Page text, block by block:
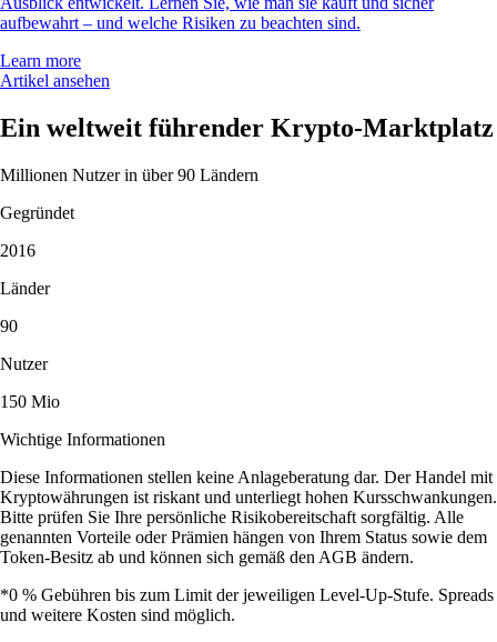
aufbewahrt – und welche Risiken zu beachten sind.
Learn more
Artikel ansehen
Ein weltweit führender Krypto-Marktplatz
Millionen Nutzer in über 90 Ländern
Gegründet
2016
Länder
90
Nutzer
150 Mio
Wichtige Informationen
Diese Informationen stellen keine Anlageberatung dar. Der Handel mit
Kryptowährungen ist riskant und unterliegt hohen Kursschwankungen.
Bitte prüfen Sie Ihre persönliche Risikobereitschaft sorgfältig. Alle
genannten Vorteile oder Prämien hängen von Ihrem Status sowie dem
Token-Besitz ab und können sich gemäß den AGB ändern.
*0 % Gebühren bis zum Limit der jeweiligen Level-Up-Stufe. Spreads
und weitere Kosten sind möglich.